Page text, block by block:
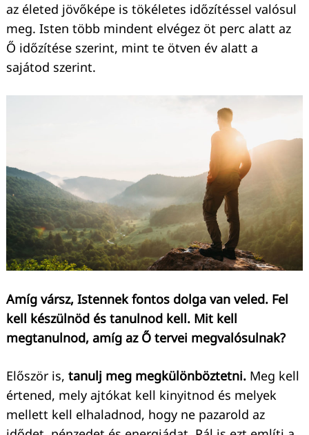
az életed jövőképe is tökéletes időzítéssel valósul
meg. Isten több mindent elvégez öt perc alatt az
Ő időzítése szerint, mint te ötven év alatt a
sajátod szerint.
Amíg vársz, Istennek fontos dolga van veled. Fel
kell készülnöd és tanulnod kell. Mit kell
megtanulnod, amíg az Ő tervei megvalósulnak?
Először is, tanulj meg megkülönböztetni. Meg kell
értened, mely ajtókat kell kinyitnod és melyek
mellett kell elhaladnod, hogy ne pazarold az
Keresés: